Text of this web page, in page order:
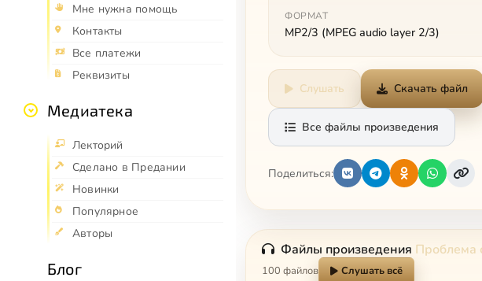
Мне нужна помощь
Контакты
Все платежи
Реквизиты
Медиатека
Лекторий
Сделано в Предании
Новинки
Популярное
Авторы
Блог
ФОРМАТ
MP2/3 (MPEG audio layer 2/3)
Слушать Скачать файл
Все файлы произведения
Поделиться:
Файлы произведения Проблема
100 файлов Слушать всё